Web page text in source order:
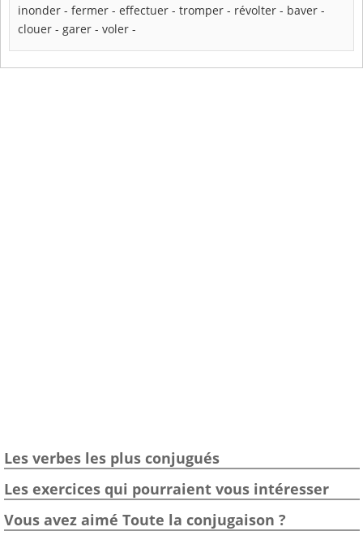
inonder - fermer - effectuer - tromper - révolter - baver -
clouer - garer - voler -
Les verbes les plus conjugués
Les exercices qui pourraient vous intéresser
Vous avez aimé Toute la conjugaison ?